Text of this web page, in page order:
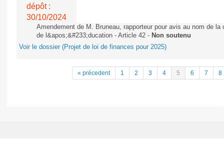
dépôt :
30/10/2024
Amendement de M. Bruneau, rapporteur pour avis au nom de
de l&apos;&#233;ducation - Article 42 - Non soutenu
Voir le dossier (Projet de loi de finances pour 2025)
« précedent 1 2 3 4 5 6 7 8